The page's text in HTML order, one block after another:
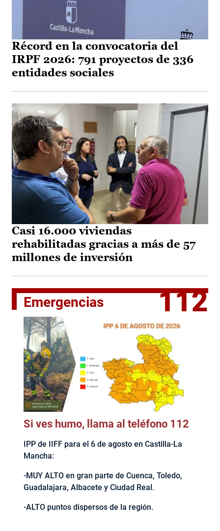
Récord en la convocatoria del
IRPF 2026: 791 proyectos de 336
entidades sociales
Casi 16.000 viviendas
rehabilitadas gracias a más de 57
millones de inversión
Emergencias 112
Si ves humo, llama al teléfono 112
IPP de IIFF para el 6 de agosto en Castilla-La
Mancha:
-MUY ALTO en gran parte de Cuenca, Toledo,
Guadalajara, Albacete y Ciudad Real.
-ALTO puntos dispersos de la región.